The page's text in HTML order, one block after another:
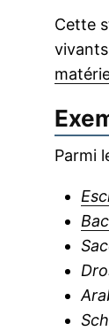
Cette
Parmi